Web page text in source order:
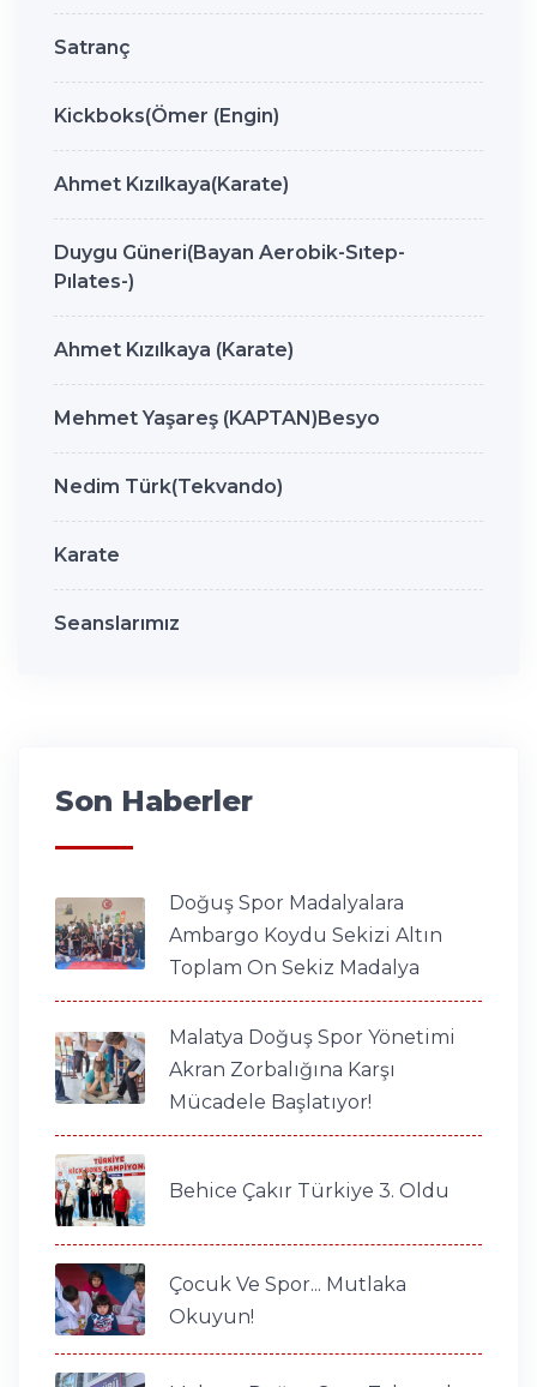
Satranç
Kickboks(Ömer (Engin)
Ahmet Kızılkaya(Karate)
Duygu Güneri(Bayan Aerobik-Sıtep-
Pılates-)
Ahmet Kızılkaya (Karate)
Mehmet Yaşareş (KAPTAN)Besyo
Nedim Türk(Tekvando)
Karate
Seanslarımız
Son Haberler
Doğuş Spor Madalyalara
Ambargo Koydu Sekizi Altın
Toplam On Sekiz Madalya
Malatya Doğuş Spor Yönetimi
Akran Zorbalığına Karşı
Mücadele Başlatıyor!
Behice Çakır Türkiye 3. Oldu
Çocuk Ve Spor... Mutlaka
Okuyun!